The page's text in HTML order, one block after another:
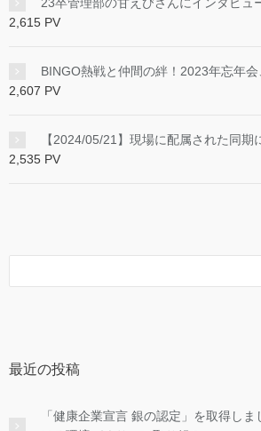
2,615 PV
BINGO熱戦と仲間の絆！2023年忘年
2,607 PV
【2024/05/21】現場に配属された同期
2,535 PV
最近の投稿
「健康企業宣言 銀の認定」を取得し